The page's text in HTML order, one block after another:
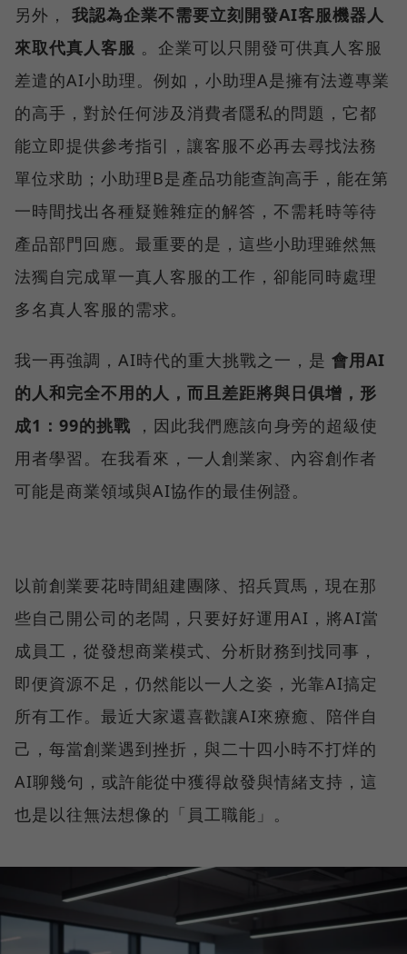
另外， 我認為企業不需要立刻開發AI客服機器人
來取代真人客服 。企業可以只開發可供真人客服
差遣的AI小助理。例如，小助理A是擁有法遵專業
的高手，對於任何涉及消費者隱私的問題，它都
能立即提供參考指引，讓客服不必再去尋找法務
單位求助；小助理B是產品功能查詢高手，能在第
一時間找出各種疑難雜症的解答，不需耗時等待
產品部門回應。最重要的是，這些小助理雖然無
法獨自完成單一真人客服的工作，卻能同時處理
多名真人客服的需求。
我一再強調，AI時代的重大挑戰之一，是 會用AI
的人和完全不用的人，而且差距將與日俱增，形
成1：99的挑戰 ，因此我們應該向身旁的超級使
用者學習。在我看來，一人創業家、內容創作者
可能是商業領域與AI協作的最佳例證。
以前創業要花時間組建團隊、招兵買馬，現在那
些自己開公司的老闆，只要好好運用AI，將AI當
成員工，從發想商業模式、分析財務到找同事，
即便資源不足，仍然能以一人之姿，光靠AI搞定
所有工作。最近大家還喜歡讓AI來療癒、陪伴自
己，每當創業遇到挫折，與二十四小時不打烊的
AI聊幾句，或許能從中獲得啟發與情緒支持，這
也是以往無法想像的「員工職能」。